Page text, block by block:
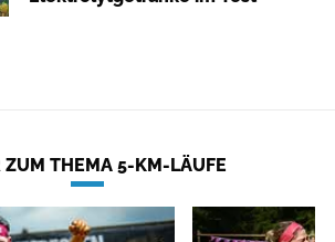
ZUM THEMA 5-KM-LÄUFE